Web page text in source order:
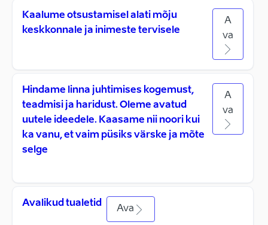
Kaalume otsustamisel alati mõju
keskkonnale ja inimeste tervisele
A
va
Hindame linna juhtimises kogemust,
teadmisi ja haridust. Oleme avatud
uutele ideedele. Kaasame nii noori kui
ka vanu, et vaim püsiks värske ja mõte
selge
A
va
Avalikud tualetid
Ava